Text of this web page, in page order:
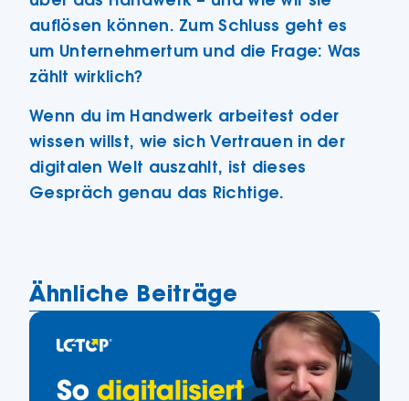
auflösen können. Zum Schluss geht es
um Unternehmertum und die Frage: Was
zählt wirklich?
Wenn du im Handwerk arbeitest oder
wissen willst, wie sich Vertrauen in der
digitalen Welt auszahlt, ist dieses
Gespräch genau das Richtige.
Ähnliche Beiträge